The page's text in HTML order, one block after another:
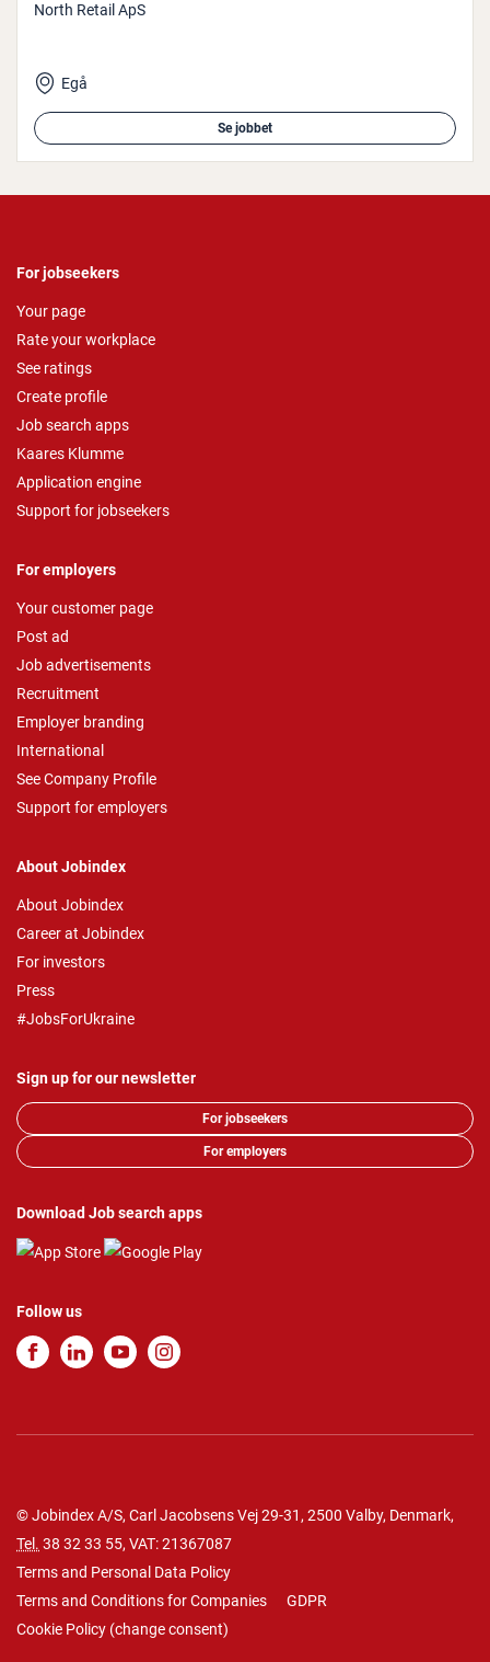
North Retail ApS
Egå
Se jobbet
For jobseekers
Your page
Rate your workplace
See ratings
Create profile
Job search apps
Kaares Klumme
Application engine
Support for jobseekers
For employers
Your customer page
Post ad
Job advertisements
Recruitment
Employer branding
International
See Company Profile
Support for employers
About Jobindex
About Jobindex
Career at Jobindex
For investors
Press
#JobsForUkraine
Sign up for our newsletter
For jobseekers
For employers
Download Job search apps
Follow us
© Jobindex A/S, Carl Jacobsens Vej 29-31, 2500 Valby, Denmark,
Tel. 38 32 33 55, VAT: 21367087
Terms and Personal Data Policy
Terms and Conditions for Companies
GDPR
Cookie Policy (change consent)